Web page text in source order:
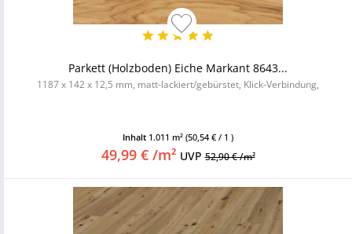
Parkett (Holzboden) Eiche Markant 8643...
1187 x 142 x 12,5 mm, matt-lackiert/gebürstet, Klick-Verbindung,
Inhalt 1.011 m² (50,54 € / 1 )
49,99 € /m² UVP52,90 € /m²